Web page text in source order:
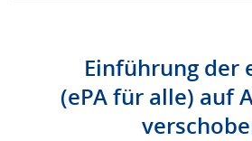
Einführung der
(ePA für alle) auf